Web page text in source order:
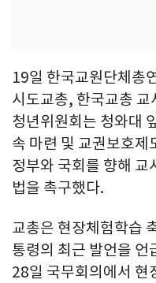
19일 한국교원단체총
시도교총, 한국교총
청년위원회는 청와대
속 마련 및 교권보호
정부와 국회를 향해 교
법을 촉구했다.
교총은 현장체험학습
통령의 최근 발언을 언
28일 국무회의에서 현